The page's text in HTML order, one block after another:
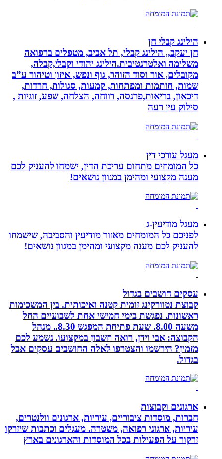
הילינג קבלי חן
חן יעקב,, הילינג קבלי, תל אביב, מטפלים ברפואה
משלימה ואלטרנטיבית.הילינג יהודי וקבלי,קבלה,
מקובלים, אור וסוד הזוהר, גוף ונפש, איזון וטיהור ע”ב
שמות, חותמות ומפתחות, קמעות, סגולות, חרדות,
דיכאון, בריאות,פרנסה, רווחה, הצלחה, שפע, זוגיות ,
סילוק עין רעה
מעגל עורכי דין
כל המומחים מתחום עריכת הדין, ישמחו להעניק לכם
מענה מקצועי ומהימן במגוון נושאים!
מעגל מודיעין-ג
לפניכם כל המומחים מאזור מודיעין והסביבה, שישמחו
להעניק לכם מענה מקצועי ומהימן במגוון נושאים!
עסקים חושבים בגדול
קבוצת נטוורקינג זומית קטנה ואיכותית. בין המשכימות
ראשונות. נפגשת בימי חמישי אחת לשבועיים החל
משעה 8.00. שעת פתיחת המפגש 8.30.. מנהל
הקבוצה: אבי וידן, רואה חשבון במקצועו. נשמע לכם
מזמין? הירשמו והצטרפו לאלה החושבים עסקים אבל
בגדול.
ארגונים וקבוצות
חברות, מוסדות ציבוריים, עיריות, ארגונים וולנטרים,
עיריות, ארגוני רפואה, משטרה. מעגלים וכתבות שיזרקו
זרקור על הפעילות בכל המוסדות והארגונים בארץ